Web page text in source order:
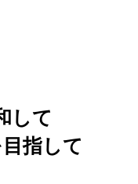
して
指して